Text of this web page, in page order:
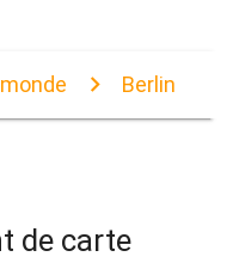
Berlin
de carte